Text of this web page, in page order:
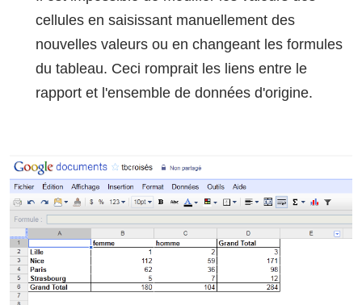
cellules en saisissant manuellement des
nouvelles valeurs ou en changeant les formules
du tableau. Ceci romprait les liens entre le
rapport et l'ensemble de données d'origine.